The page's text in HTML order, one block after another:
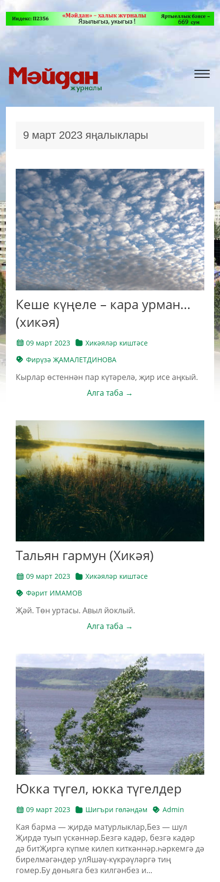
9 март 2023 яңалыклары
Кеше күңеле – кара урман...
(хикәя)
09 март 2023
Хикәяләр киштәсе
Фирүзә ҖАМАЛЕТДИНОВА
Кырлар өстеннән пар күтәрелә, җир исе аңкый.
Алга таба →
Тальян гармун (Хикәя)
09 март 2023
Хикәяләр киштәсе
Фәрит ИМАМОВ
Җәй. Төн уртасы. Авыл йоклый.
Алга таба →
Юкка түгел, юкка түгелдер
09 март 2023 Шигъри гөләндәм Admin
Кая барма — җирдә матурлыклар,Без — шул
Җирдә туып үскәннәр.Безгә кадәр, безгә кадәр
дә битҖиргә күпме килеп киткәннәр.һәркемгә дә
бирелмәгәндер улЯшәү-күкрәүләргә тиң
гомер.Бу дөньяга без килгәнбез и...